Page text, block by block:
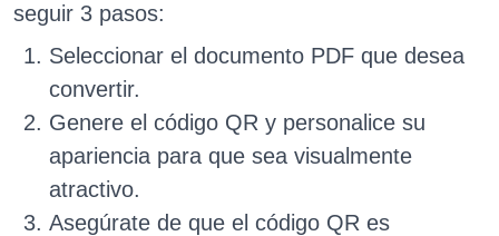
seguir 3 pasos:
Seleccionar el documento PDF que desea
convertir.
Genere el código QR y personalice su
apariencia para que sea visualmente
atractivo.
Asegúrate de que el código QR es